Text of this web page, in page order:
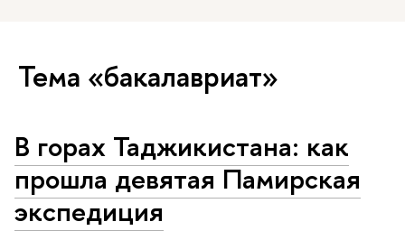
Тема «бакалавриат»
В горах Таджикистана: как
прошла девятая Памирская
экспедиция